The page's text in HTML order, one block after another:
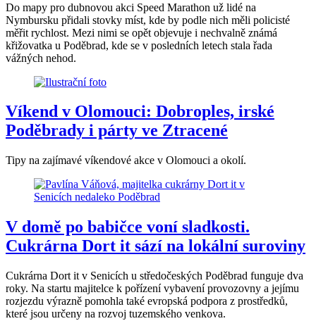
Do mapy pro dubnovou akci Speed Marathon už lidé na
Nymbursku přidali stovky míst, kde by podle nich měli policisté
měřit rychlost. Mezi nimi se opět objevuje i nechvalně známá
křižovatka u Poděbrad, kde se v posledních letech stala řada
vážných nehod.
Víkend v Olomouci: Dobroples, irské
Poděbrady i párty ve Ztracené
Tipy na zajímavé víkendové akce v Olomouci a okolí.
V domě po babičce voní sladkosti.
Cukrárna Dort it sází na lokální suroviny
Cukrárna Dort it v Senicích u středočeských Poděbrad funguje dva
roky. Na startu majitelce k pořízení vybavení provozovny a jejímu
rozjezdu výrazně pomohla také evropská podpora z prostředků,
které jsou určeny na rozvoj tuzemského venkova.